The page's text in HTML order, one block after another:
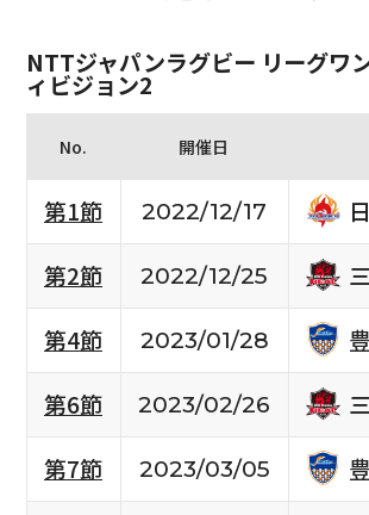
NTTジャパンラグビー リーグワ
ィビジョン2
No. 開催日
第1節 2022/12/17
第2節
2022/12/25
第4節
2023/01/28
第6節
2023/02/26
第7節
2023/03/05